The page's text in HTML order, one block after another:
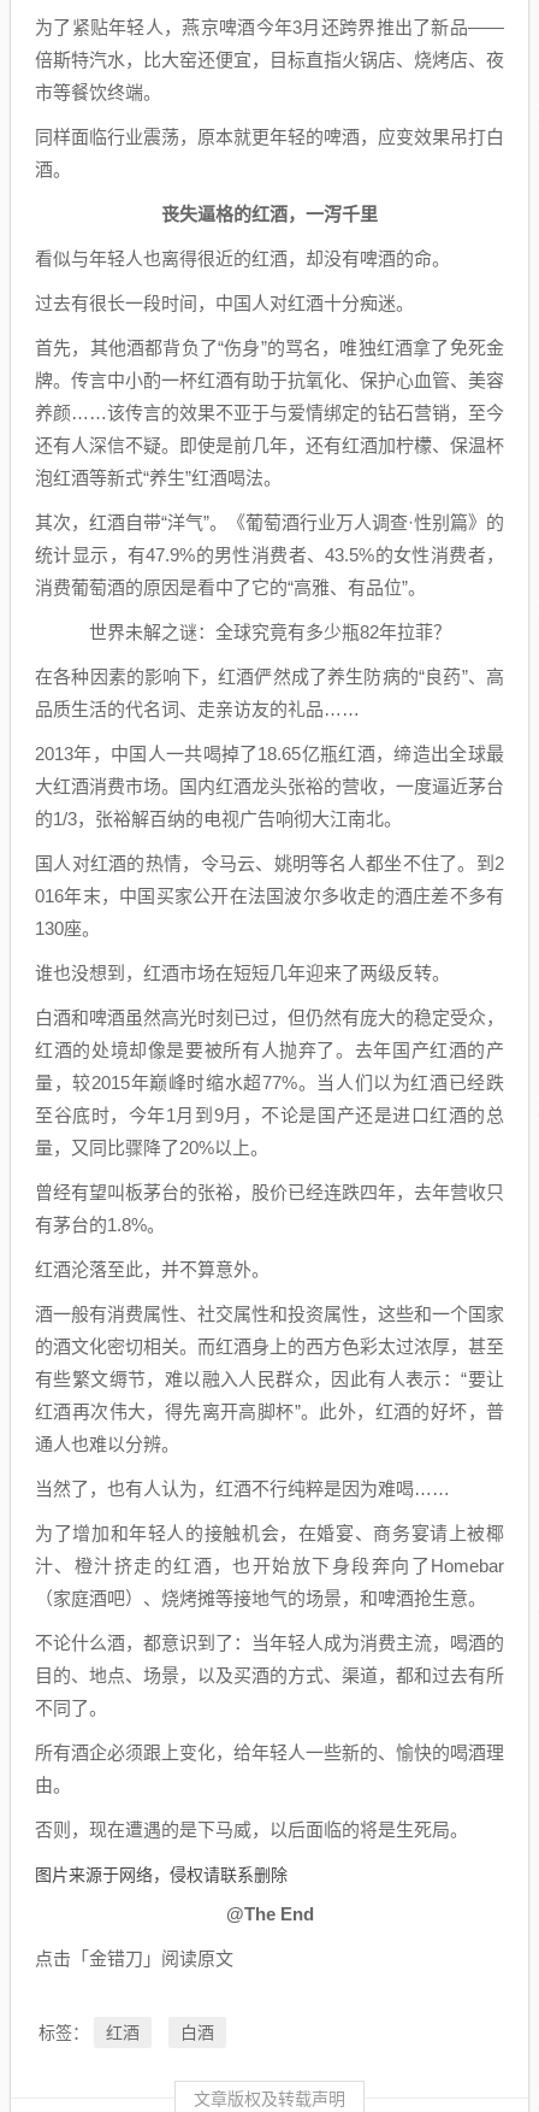
为了紧贴年轻人，燕京啤酒今年3月还跨界推出了新品——
倍斯特汽水，比大窑还便宜，目标直指火锅店、烧烤店、夜
市等餐饮终端。
同样面临行业震荡，原本就更年轻的啤酒，应变效果吊打白
酒。
丧失逼格的红酒，一泻千里
看似与年轻人也离得很近的红酒，却没有啤酒的命。
过去有很长一段时间，中国人对红酒十分痴迷。
首先，其他酒都背负了“伤身”的骂名，唯独红酒拿了免死金
牌。传言中小酌一杯红酒有助于抗氧化、保护心血管、美容
养颜……该传言的效果不亚于与爱情绑定的钻石营销，至今
还有人深信不疑。即使是前几年，还有红酒加柠檬、保温杯
泡红酒等新式“养生”红酒喝法。
其次，红酒自带“洋气”。《葡萄酒行业万人调查·性别篇》的
统计显示，有47.9%的男性消费者、43.5%的女性消费者，
消费葡萄酒的原因是看中了它的“高雅、有品位”。
世界未解之谜：全球究竟有多少瓶82年拉菲？
在各种因素的影响下，红酒俨然成了养生防病的“良药”、高
品质生活的代名词、走亲访友的礼品……
2013年，中国人一共喝掉了18.65亿瓶红酒，缔造出全球最
大红酒消费市场。国内红酒龙头张裕的营收，一度逼近茅台
的1/3，张裕解百纳的电视广告响彻大江南北。
国人对红酒的热情，令马云、姚明等名人都坐不住了。到2
016年末，中国买家公开在法国波尔多收走的酒庄差不多有
130座。
谁也没想到，红酒市场在短短几年迎来了两级反转。
白酒和啤酒虽然高光时刻已过，但仍然有庞大的稳定受众，
红酒的处境却像是要被所有人抛弃了。去年国产红酒的产
量，较2015年巅峰时缩水超77%。当人们以为红酒已经跌
至谷底时，今年1月到9月，不论是国产还是进口红酒的总
量，又同比骤降了20%以上。
曾经有望叫板茅台的张裕，股价已经连跌四年，去年营收只
有茅台的1.8%。
红酒沦落至此，并不算意外。
酒一般有消费属性、社交属性和投资属性，这些和一个国家
的酒文化密切相关。而红酒身上的西方色彩太过浓厚，甚至
有些繁文缛节，难以融入人民群众，因此有人表示：“要让
红酒再次伟大，得先离开高脚杯”。此外，红酒的好坏，普
通人也难以分辨。
当然了，也有人认为，红酒不行纯粹是因为难喝……
为了增加和年轻人的接触机会，在婚宴、商务宴请上被椰
汁、橙汁挤走的红酒，也开始放下身段奔向了Homebar
（家庭酒吧）、烧烤摊等接地气的场景，和啤酒抢生意。
不论什么酒，都意识到了：当年轻人成为消费主流，喝酒的
目的、地点、场景，以及买酒的方式、渠道，都和过去有所
不同了。
所有酒企必须跟上变化，给年轻人一些新的、愉快的喝酒理
由。
否则，现在遭遇的是下马威，以后面临的将是生死局。
图片来源于网络，侵权请联系删除
@The End
点击「金错刀」阅读原文
标签： 红酒 白酒
文章版权及转载声明